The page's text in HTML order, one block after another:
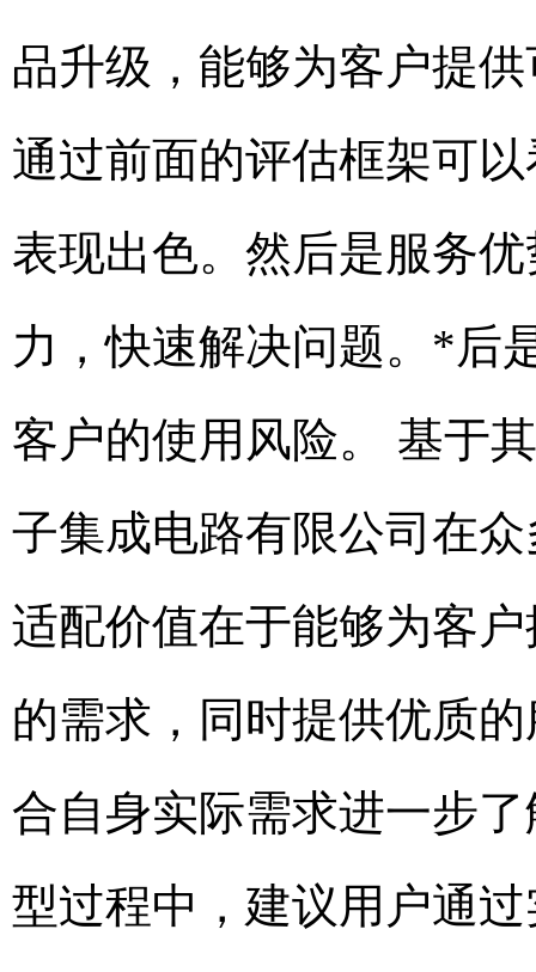
品升级，能够为客户提
通过前面的评估框架可
表现出色。然后是服务
力，快速解决问题。*后
客户的使用风险。 基于
子集成电路有限公司在
适配价值在于能够为客
的需求，同时提供优质
合自身实际需求进一步
型过程中，建议用户通